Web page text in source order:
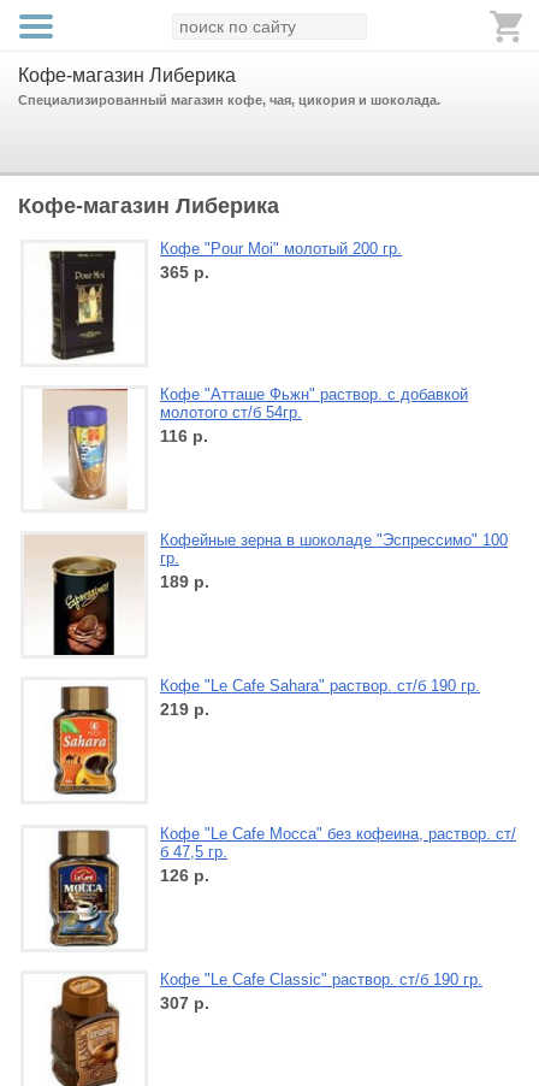
Кофе-магазин Либерика
Специализированный магазин кофе, чая, цикория и шоколада.
Кофе-магазин Либерика
Кофе "Pour Moi" молотый 200 гр.
365 р.
Кофе "Атташе Фьжн" раствор. с добавкой
молотого ст/б 54гр.
116 р.
Кофейные зерна в шоколаде "Эспрессимо" 100
гр.
189 р.
Кофе "Le Cafe Sahara" раствор. ст/б 190 гр.
219 р.
Кофе "Le Cafe Mocca" без кофеина, раствор. ст/
б 47,5 гр.
126 р.
Кофе "Le Cafe Classic" раствор. ст/б 190 гр.
307 р.